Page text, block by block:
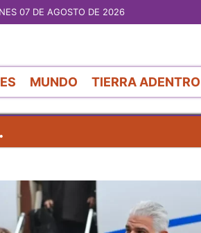
07 DE AGOSTO DE 2026
MUNDO TIERRA ADENTRO